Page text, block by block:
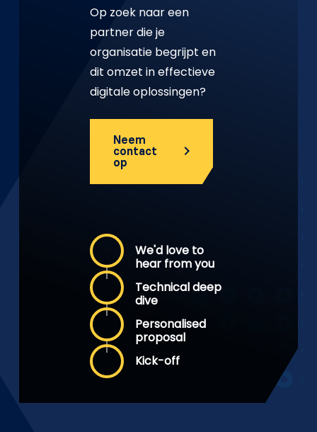
Op zoek naar een
partner die je
organisatie begrijpt en
dit omzet in effectieve
digitale oplossingen?
Neem
contact
op
We'd love to
hear from you
Technical deep
dive
Personalised
proposal
Kick-off